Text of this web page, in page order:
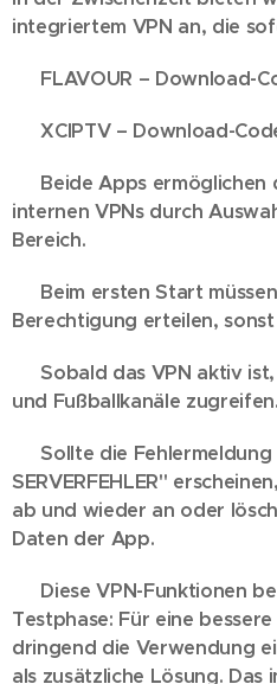
integriertem VPN an, die
🔹 FLAVOUR – Download-
🔹 XCIPTV – Download-
✅ Beide Apps
internen VPNs durch
Bereich.
⚠️ Beim ersten Start
Berechtigung erteilen,
📺 Sobald das VPN aktiv
und Fußballkanäle zugreifen.
🛠 Sollte die Fehlermeldung
SERVERFEHLER"
ab und wieder an oder
Daten der App.
💡 Diese VPN-Funktionen
Testphase: Für eine
dringend die Verwendung
als zusätzliche Lösung.